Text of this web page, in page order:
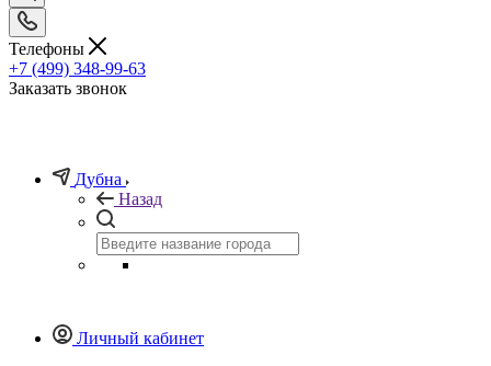
Телефоны
+7 (499) 348-99-63
Заказать звонок
Дубна
Назад
Личный кабинет